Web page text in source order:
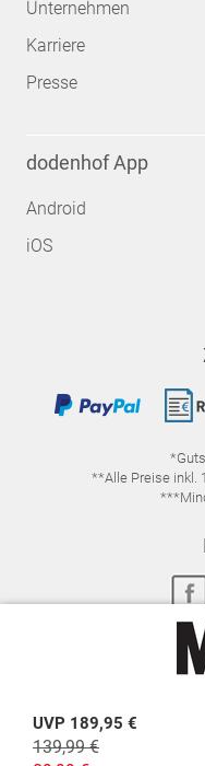
UVP 189,95 €
139,99 €
Unternehmen
Karriere
Presse
dodenhof App
Android
iOS
**Alle Preise inkl.
DATENSCHUTZ-